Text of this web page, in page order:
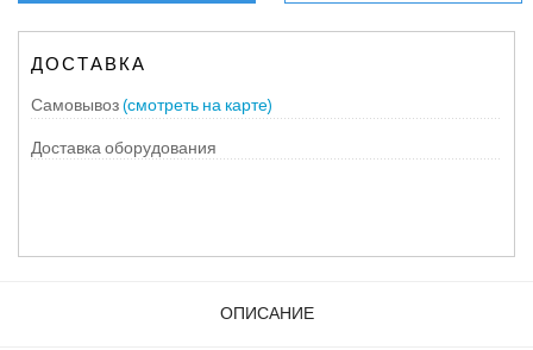
ДОСТАВКА
Самовывоз(смотреть на карте)
Доставка оборудования
ОПИСАНИЕ